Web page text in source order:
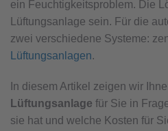
ein Feuchtigkeitsproblem. Die
Lüftungsanlage sein. Für die
zwei verschiedene Systeme:
Lüftungsanlagen.
In diesem Artikel zeigen wir
Lüftungsanlage für Sie in
sie hat und welche Kosten für